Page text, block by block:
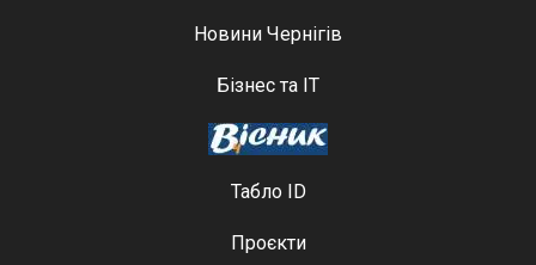
Новини Чернігів
Бізнес та ІТ
Табло ID
Проєкти